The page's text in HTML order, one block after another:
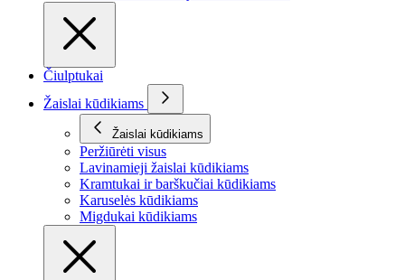
Čiulptukai
Žaislai kūdikiams
Žaislai kūdikiams
Peržiūrėti visus
Lavinamieji žaislai kūdikiams
Kramtukai ir barškučiai kūdikiams
Karuselės kūdikiams
Migdukai kūdikiams